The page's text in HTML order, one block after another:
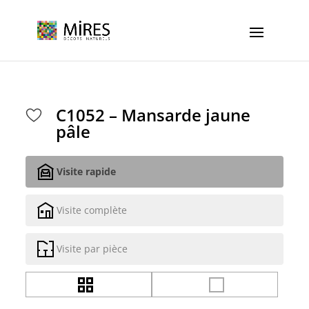
C1052 – Mansarde jaune
pâle
Visite rapide
Visite complète
Visite par pièce